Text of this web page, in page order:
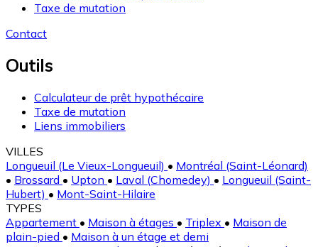
Calculateur de prêt hypothécaire
Calculateur de prêt hypothécaire
Taxe de mutation
VILLES
Longueuil (Le Vieux-Longueuil)• Montréal (Saint-Léonard)
• Brossard• Upton• Laval (Chomedey)
Hubert)
TYPES
Appartement• Maison à étages• Triplex